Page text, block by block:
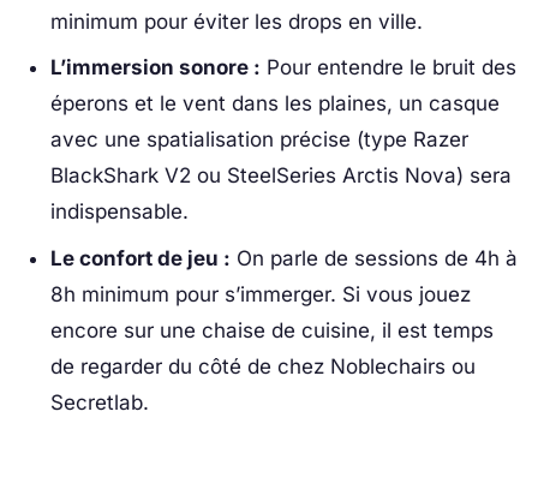
minimum pour éviter les drops en ville.
L’immersion sonore : Pour entendre le bruit des
éperons et le vent dans les plaines, un casque
avec une spatialisation précise (type Razer
BlackShark V2 ou SteelSeries Arctis Nova) sera
indispensable.
Le confort de jeu : On parle de sessions de 4h à
8h minimum pour s’immerger. Si vous jouez
encore sur une chaise de cuisine, il est temps
de regarder du côté de chez Noblechairs ou
Secretlab.